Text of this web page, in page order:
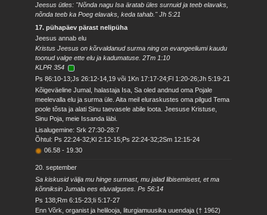
Jeesus ütles: "Nõnda nagu Isa äratab üles surnuid ja teeb elavaks,
nõnda teeb ka Poeg elavaks, keda tahab." Jh 5:21
17. pühapäev pärast nelipüha
Jeesus annab elu
Kristus Jeesus on kõrvaldanud surma ning on evangeeliumi kaudu
toonud valge ette elu ja kadumatuse. 2Tm 1:10
KLPR 354
Ps 86:10-13;Js 26:12-14,19 või 1Kn 17:17-24;Fl 1:20-26;Jh 5:19-21
Kõigeväeline Jumal, halastaja Isa, Sa oled andnud oma Pojale
meelevalla elu ja surma üle. Aita meil eluraskustes oma pilgud Tema
poole tõsta ja alati Sinu taevasele abile loota. Jeesuse Kristuse,
Sinu Poja, meie Issanda läbi.
Lisalugemine: Srk 27:30-28:7
Õhtul: Ps 22:24-32;Kl 2:12-15;Ps 22:24-32;2Sm 12:15-24
06.58 - 19.30
20. september
Sa kiskusid välja mu hinge surmast, mu jalad libisemisest, et ma
kõnniksin Jumala ees eluvalguses. Ps 56:14
Ps 138;Rm 6:15-23;Ii 5:17-27
Enn Võrk, organist ja helilooja, liturgiamuusika uuendaja († 1962)